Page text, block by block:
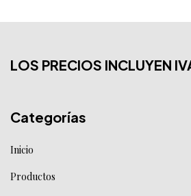
LOS PRECIOS INCLUYEN
Categorías
Inicio
Productos